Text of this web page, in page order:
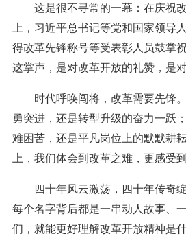
这是很不寻常的一幕：在庆祝
上，习近平总书记等党和国家领导
得改革先锋称号等受表彰人员鼓掌
这掌声，是对改革开放的礼赞，是
时代呼唤闯将，改革需要先锋。
勇突进，还是转型升级的奋力一跃
难困苦，还是平凡岗位上的默默耕
上，我们体会到改革之难，更感受到
四十年风云激荡，四十年传奇绽
每个名字背后都是一串动人故事、
们，就能更好理解改革开放精神是